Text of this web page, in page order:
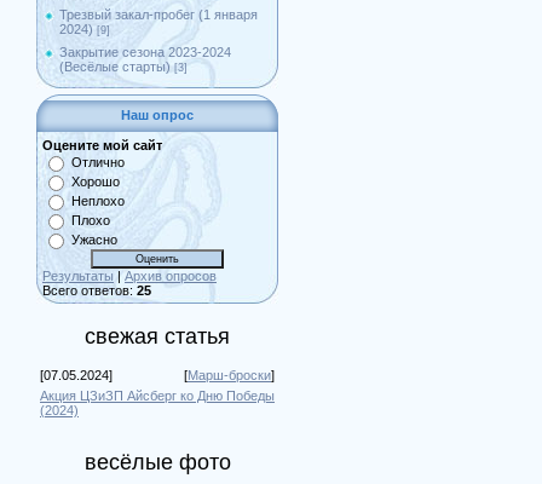
Трезвый закал-пробег (1 января
2024) [9]
Закрытие сезона 2023-2024
(Весёлые старты) [3]
Наш опрос
Оцените мой сайт
Отлично
Хорошо
Неплохо
Плохо
Ужасно
Результаты | Архив опросов
Всего ответов: 25
свежая статья
[07.05.2024] [Марш-броски]
Акция ЦЗиЗП Айсберг ко Дню Победы
(2024)
весёлые фото